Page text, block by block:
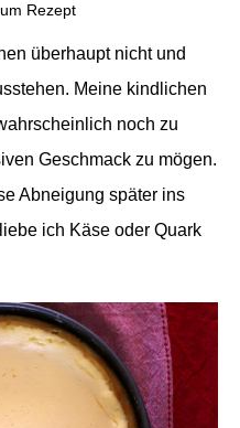
Rezept
überhaupt nicht und
Meine kindlichen
noch zu
Geschmack zu mögen.
Abneigung später ins
ich Käse oder Quark